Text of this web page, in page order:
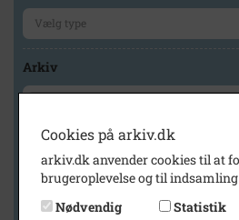
Arkiv
Geografi
Cookies på arkiv.dk
arkiv.dk anvender cookies til at
brugeroplevelse og til
Nødvendig
Statistik